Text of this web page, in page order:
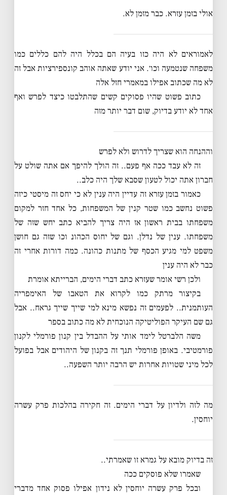
אולי בזמן עזרא. כבר מזמן לא.
לאמוראים לא היה כזו בעיה הם בכלל היה להם כללים כמו
משפחה שנטמעה וכו׳. אני יודע שאתה אוהב קונספירציות אבל זה
לא מה שכתוב אפילו במאמרי חזל אלה
כתוב פשוט שהיו פסוקים קשים שהתלבטו כיצד לפרש ואף
אחד לא יודע בדיוק, שום דבר יותר מזה
וההנחה הוא שצריך לדרוש ולא לפרש
זה לא עבד ככה אף פעם.. זה הולך להיפך אם אתה שולט על
חברון אתה יכול לטעון שסבא שלך היה כלב..
כאמור בזמן עזרא זה עדיין היה ענין לא כי יחס זה מיסטי כיזה
פשוט נחשב כמו שטר קנין של המשפחות, כל אחד חזר למקום
משפחתו בבית ראשון אז היה צריך להביא כתב יחש שזה של
משפחתו. ענין של נדלן. וגם של יחוס הכהונ וכו שזה גם חושן
משפט למי מגיע הכסף של מתנות כהונה. כמה דורות אחרי זה
כבר לא היה ענין
ולכן רשי אומר שעזרא כתב דברי הימים, הברייתא אומרת
בקיצור מרתק כמו לקרוא את הטאבו של האימפריה
העותמנית.. לפעמים זה נפשא מינא למי שייך שייך גראח.. אבל
גם שם העיקר הפוליטיקה הנוכחית לא מה כתוב בספר
משה הלברטל לימד אותי על ההבדל בין קנון פורמלי לקנון
פורמטיבי. באופן פורמלי תנך זה בקנון של היהודים אבל בפועל
לכל מיני שטויות אחרות יש הרבה יותר השפעה..
מה לזה ולדיון על דברי הימים. זה חקירה בהלכות פרק עשרה
יוחסין.
זה בדיוק מובא על גמרא זו שאמרתי..
שאמרו שלא פוסקים ככה
ובכל פרק עשרה יוחסין לא נידון אפילו פסוק אחד מדברי